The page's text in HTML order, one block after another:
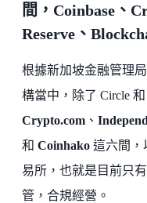
間，Coinbase、
Reserve、
根據新加坡金融管理
構當中，除了 Circle
Crypto.com 、
和 Coinhako 這六間，
易所，也就是目前只
管，合規經營。